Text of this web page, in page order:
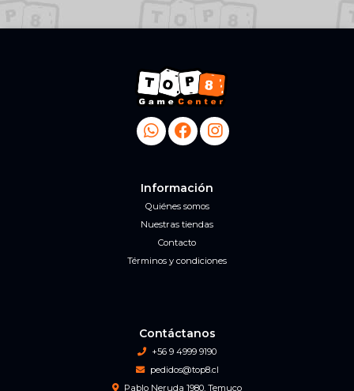
Información
Quiénes somos
Nuestras tiendas
Contacto
Términos y condiciones
Contáctanos
+56 9 4999 9190
pedidos@top8.cl
Pablo Neruda 1980, Temuco